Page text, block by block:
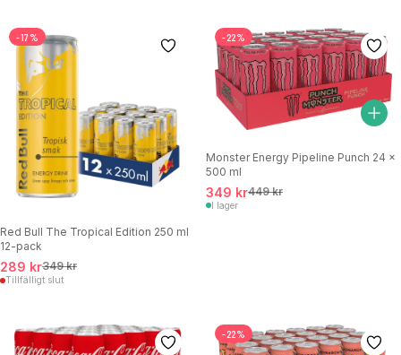
-17%
Red Bull The Tropical Edition 250 ml
12-pack
289 kr349 kr
Tillfälligt slut
-22%
Monster Energy Pipeline Punch 24 x
500 ml
349 kr449 kr
I lager
-22%